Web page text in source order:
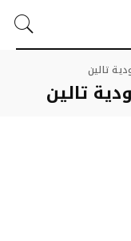
تالين
تالين